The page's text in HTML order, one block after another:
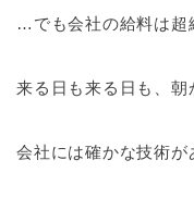
…でも会社の給料は超
来る日も来る日も、朝
会社には確かな技術が